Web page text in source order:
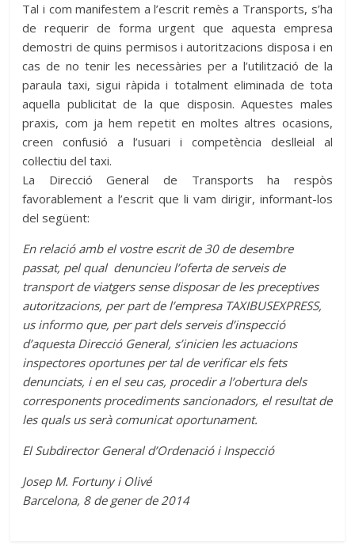
Tal i com manifestem a l’escrit remès a Transports, s’ha
de requerir de forma urgent que aquesta empresa
demostri de quins permisos i autoritzacions disposa i en
cas de no tenir les necessàries per a l’utilització de la
paraula taxi, sigui ràpida i totalment eliminada de tota
aquella publicitat de la que disposin. Aquestes males
praxis, com ja hem repetit en moltes altres ocasions,
creen confusió a l’usuari i competència deslleial al
col·lectiu del taxi.
La Direcció General de Transports ha respòs
favorablement a l’escrit que li vam dirigir, informant-los
del següent:
En relació amb el vostre escrit de 30 de desembre
passat, pel qual denuncieu l’oferta de serveis de
transport de viatgers sense disposar de les preceptives
autoritzacions, per part de l’empresa TAXIBUSEXPRESS,
us informo que, per part dels serveis d’inspecció
d’aquesta Direcció General, s’inicien les actuacions
inspectores oportunes per tal de verificar els fets
denunciats, i en el seu cas, procedir a l’obertura dels
corresponents procediments sancionadors, el resultat de
les quals us serà comunicat oportunament.
El Subdirector General d’Ordenació i Inspecció
Josep M. Fortuny i Olivé
Barcelona, 8 de gener de 2014